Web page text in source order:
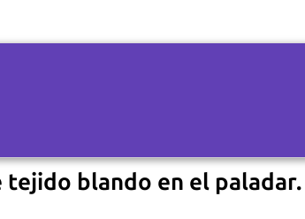
blando en el paladar.